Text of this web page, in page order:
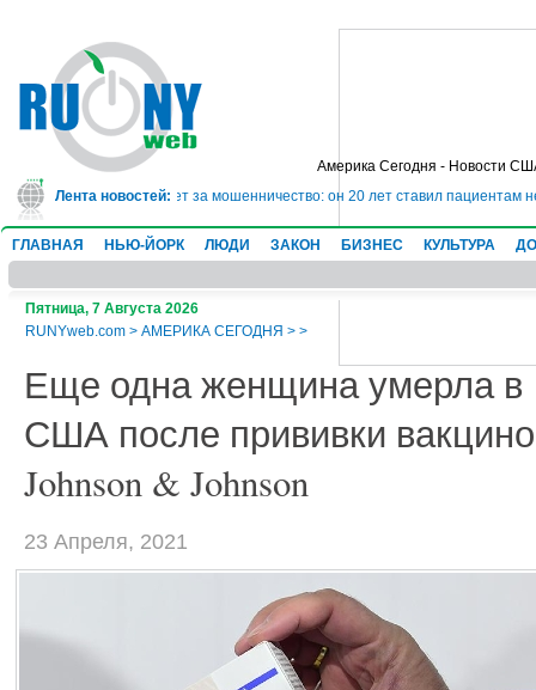
Америка Сегодня - Новости
Лента новостей:
в тюрьму на 10 лет за мошенничество: он 20 лет ставил пациентам
ГЛАВНАЯ НЬЮ-ЙОРК ЛЮДИ ЗАКОН БИЗНЕС КУЛЬТУРА
Пятница, 7 Августа 2026
RUNYweb.com > АМЕРИКА СЕГОДНЯ > >
Еще одна женщина умерла в
США после прививки
Johnson & Johnson
23 Апреля, 2021